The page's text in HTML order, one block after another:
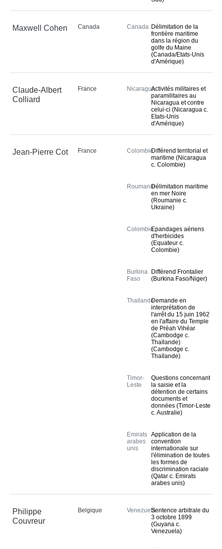
Maxwell Cohen Canada Canada Délimitation de la
frontière maritime
dans la région du
golfe du Maine
(Canada/Etats-Unis
d'Amérique)
Claude-Albert
Colliard
France NicaraguaActivités militaires et
paramilitaires au
Nicaragua et contre
celui-ci (Nicaragua c.
Etats-Unis
d'Amérique)
Jean-Pierre Cot France ColombieDifférend territorial et
maritime (Nicaragua
c. Colombie)
RoumanieDélimitation maritime
en mer Noire
(Roumanie c.
Ukraine)
ColombieEpandages aériens
d'herbicides
(Equateur c.
Colombie)
Burkina
Faso
Différend Frontalier
(Burkina Faso/Niger)
ThaïlandeDemande en
interprétation de
l'arrêt du 15 juin 1962
en l'affaire du Temple
de Préah Vihéar
(Cambodge c.
Thaïlande)
(Cambodge c.
Thaïlande)
Timor-
Leste
Questions concernant
la saisie et la
détention de certains
documents et
données (Timor-Leste
c. Australie)
Emirats
arabes
unis
Application de la
convention
internationale sur
l'élimination de toutes
les formes de
discrimination raciale
(Qatar c. Emirats
arabes unis)
Philippe
Couvreur
Belgique VenezuelaSentence arbitrale du
3 octobre 1899
(Guyana c.
Venezuela)